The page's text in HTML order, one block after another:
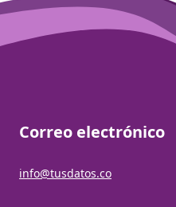
Correo electrónico
info@tusdatos.co